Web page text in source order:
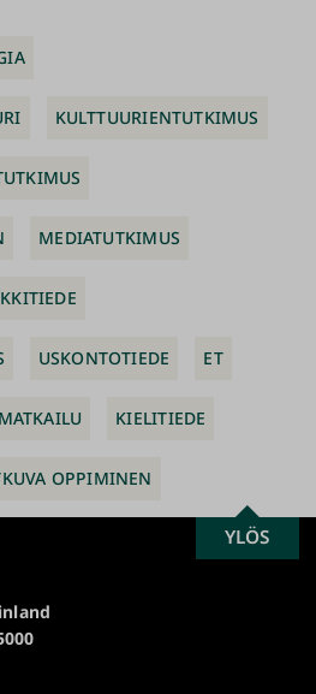
KULTTUURIENTUTKIMUS
MEDIATUTKIMUS
USKONTOTIEDE ET
MATKAILU KIELITIEDE
OPPIMINEN
SCROLL
TO
YLÖS